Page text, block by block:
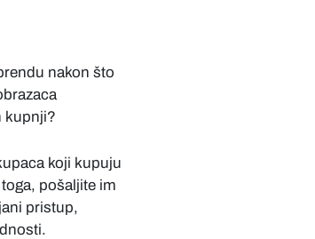
nakon što
kupnji?
koji kupuju
pošaljite im
pristup,